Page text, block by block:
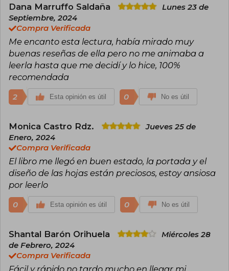
Beautiful Bastard, cuyos derechos
cinematográficos han sido adquiridos por una
importante productora estadounidense. Sus
obras, que han gozado de un gran éxito entre
las lectoras, han sido traducidas a más de veinte
idiomas. Además, en 2013 fueron galardonadas
con el Premio Rosa RománTica'S a la mejor
autora revelación internacional.
Dana Marruffo Saldaña
Lunes 23 de
Septiembre, 2024
Compra Verificada
Me encanto esta lectura, había mirado muy
buenas reseñas de ella pero no me animaba a
leerla hasta que me decidí y lo hice, 100%
recomendada
2 Esta opinión es útil 0 No es útil
Monica Castro Rdz.
Jueves 25 de
Enero, 2024
Compra Verificada
El libro me llegó en buen estado, la portada y el
diseño de las hojas están preciosos, estoy ansiosa
por leerlo
0 Esta opinión es útil 0 No es útil
Shantal Barón Orihuela
Miércoles 28
de Febrero, 2024
Compra Verificada
Fácil y rápido no tardo mucho en llegar mi